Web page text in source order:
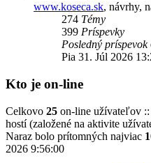
www.koseca.sk, návrhy,
274 Témy
399 Príspevky
Posledný príspevok
Pia 31. Júl 2026
Kto je on-line
Celkovo 25 on-line užívateľov
hostí (založené na aktivite
Naraz bolo prítomných najviac
2026 9:56:00